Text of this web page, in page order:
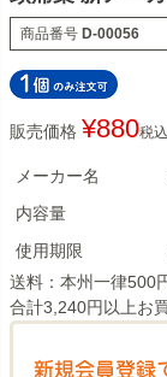
商品番号 D-00056
販売価格 ¥880税込
メーカー名
内容量
使用期限
送料：本州一律500
合計3,240円以上お